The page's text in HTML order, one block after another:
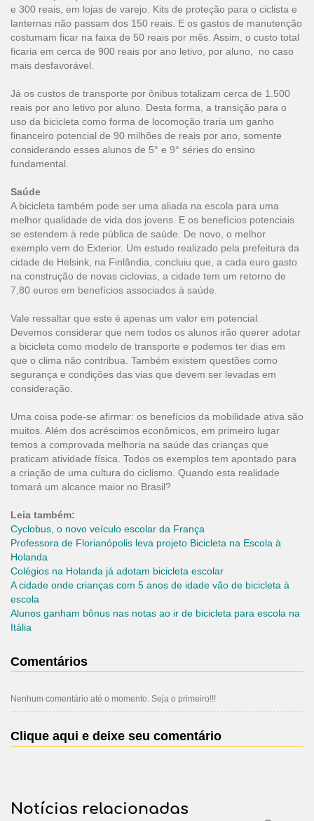
e 300 reais, em lojas de varejo. Kits de proteção para o ciclista e
lanternas não passam dos 150 reais. E os gastos de manutenção
costumam ficar na faixa de 50 reais por mês. Assim, o custo total
ficaria em cerca de 900 reais por ano letivo, por aluno, no caso
mais desfavorável.
Já os custos de transporte por ônibus totalizam cerca de 1.500
reais por ano letivo por aluno. Desta forma, a transição para o
uso da bicicleta como forma de locomoção traria um ganho
financeiro potencial de 90 milhões de reais por ano, somente
considerando esses alunos de 5° e 9° séries do ensino
fundamental.
Saúde
A bicicleta também pode ser uma aliada na escola para uma
melhor qualidade de vida dos jovens. E os benefícios potenciais
se estendem à rede pública de saúde. De novo, o melhor
exemplo vem do Exterior. Um estudo realizado pela prefeitura da
cidade de Helsink, na Finlândia, concluiu que, a cada euro gasto
na construção de novas ciclovias, a cidade tem um retorno de
7,80 euros em benefícios associados à saúde.
Vale ressaltar que este é apenas um valor em potencial.
Devemos considerar que nem todos os alunos irão querer adotar
a bicicleta como modelo de transporte e podemos ter dias em
que o clima não contribua. Também existem questões como
segurança e condições das vias que devem ser levadas em
consideração.
Uma coisa pode-se afirmar: os benefícios da mobilidade ativa são
muitos. Além dos acréscimos econômicos, em primeiro lugar
temos a comprovada melhoria na saúde das crianças que
praticam atividade física. Todos os exemplos tem apontado para
a criação de uma cultura do ciclismo. Quando esta realidade
tomará um alcance maior no Brasil?
Leia também:
Cyclobus, o novo veículo escolar da França
Professora de Florianópolis leva projeto Bicicleta na Escola à
Holanda
Colégios na Holanda já adotam bicicleta escolar
A cidade onde crianças com 5 anos de idade vão de bicicleta à
escola
Alunos ganham bônus nas notas ao ir de bicicleta para escola na
Itália
Comentários
Nenhum comentário até o momento. Seja o primeiro!!!
Clique aqui e deixe seu comentário
Notícias relacionadas